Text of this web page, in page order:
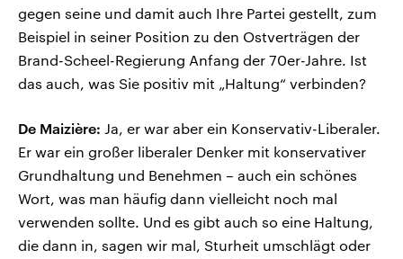
gegen seine und damit auch Ihre Partei gestellt, zum
Beispiel in seiner Position zu den Ostverträgen der
Brand-Scheel-Regierung Anfang der 70er-Jahre. Ist
das auch, was Sie positiv mit „Haltung“ verbinden?
De Maizière: Ja, er war aber ein Konservativ-Liberaler.
Er war ein großer liberaler Denker mit konservativer
Grundhaltung und Benehmen – auch ein schönes
Wort, was man häufig dann vielleicht noch mal
verwenden sollte. Und es gibt auch so eine Haltung,
die dann in, sagen wir mal, Sturheit umschlägt oder